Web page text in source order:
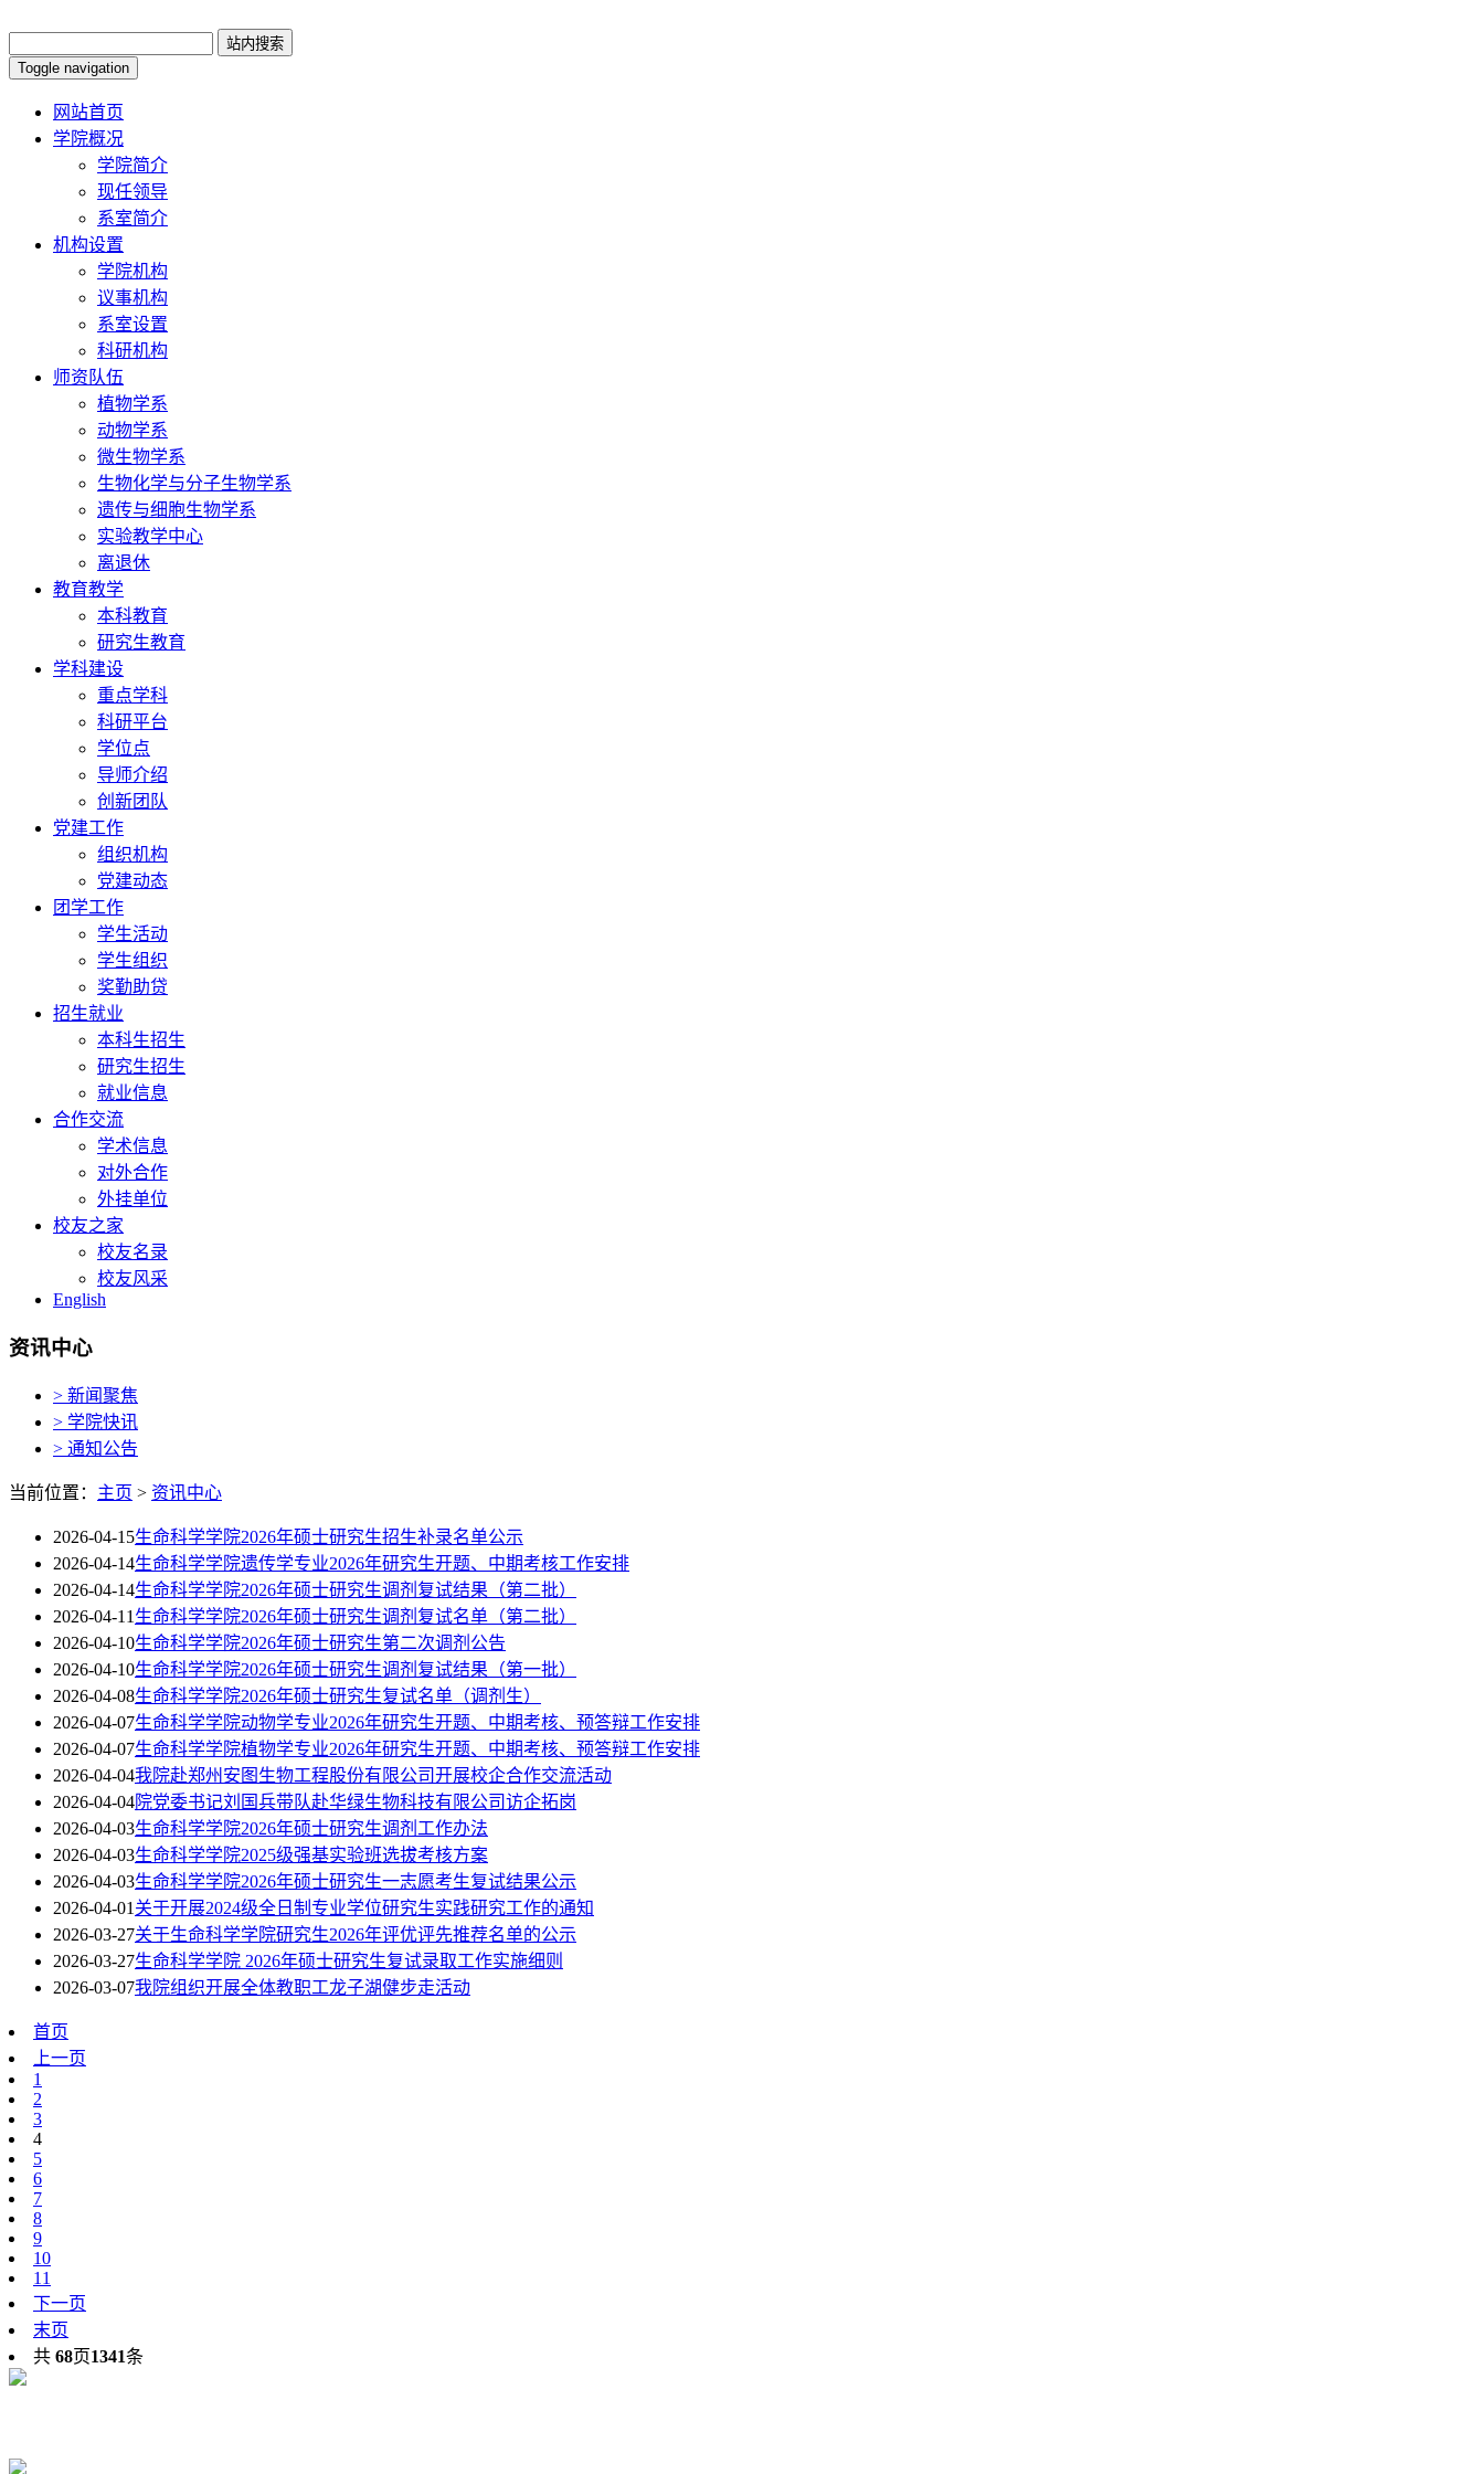
Toggle navigation
网站首页
学院概况
学院简介
现任领导
系室简介
机构设置
学院机构
议事机构
系室设置
科研机构
师资队伍
植物学系
动物学系
微生物学系
生物化学与分子生物学系
遗传与细胞生物学系
实验教学中心
离退休
教育教学
本科教育
研究生教育
学科建设
重点学科
科研平台
学位点
导师介绍
创新团队
党建工作
组织机构
党建动态
团学工作
学生活动
学生组织
奖勤助贷
招生就业
本科生招生
研究生招生
就业信息
合作交流
学术信息
对外合作
外挂单位
校友之家
校友名录
校友风采
English
资讯中心
> 新闻聚焦
> 学院快讯
> 通知公告
当前位置： 主页 > 资讯中心
2026-04-15生命科学学院2026年硕士研究生招生补录名单公示
2026-04-14生命科学学院遗传学专业2026年研究生开题、中期考核工作安排
2026-04-14生命科学学院2026年硕士研究生调剂复试结果（第二批）
2026-04-11生命科学学院2026年硕士研究生调剂复试名单（第二批）
2026-04-10生命科学学院2026年硕士研究生第二次调剂公告
2026-04-10生命科学学院2026年硕士研究生调剂复试结果（第一批）
2026-04-08生命科学学院2026年硕士研究生复试名单（调剂生）
2026-04-07生命科学学院动物学专业2026年研究生开题、中期考核、预答辩工作安排
2026-04-07生命科学学院植物学专业2026年研究生开题、中期考核、预答辩工作安排
2026-04-04我院赴郑州安图生物工程股份有限公司开展校企合作交流活动
2026-04-04院党委书记刘国兵带队赴华绿生物科技有限公司访企拓岗
2026-04-03生命科学学院2026年硕士研究生调剂工作办法
2026-04-03生命科学学院2025级强基实验班选拔考核方案
2026-04-03生命科学学院2026年硕士研究生一志愿考生复试结果公示
2026-04-01关于开展2024级全日制专业学位研究生实践研究工作的通知
2026-03-27关于生命科学学院研究生2026年评优评先推荐名单的公示
2026-03-27生命科学学院 2026年硕士研究生复试录取工作实施细则
2026-03-07我院组织开展全体教职工龙子湖健步走活动
首页
上一页
1
2
3
4
5
6
7
8
9
10
11
下一页
末页
共 68页1341条